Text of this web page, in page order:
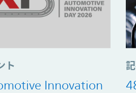
ト
Innovation